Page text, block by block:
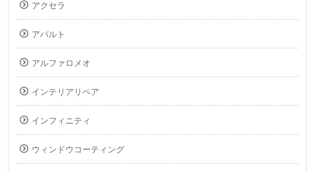
アクセラ
アバルト
アルファロメオ
インテリアリペア
インフィニティ
ウィンドウコーティング